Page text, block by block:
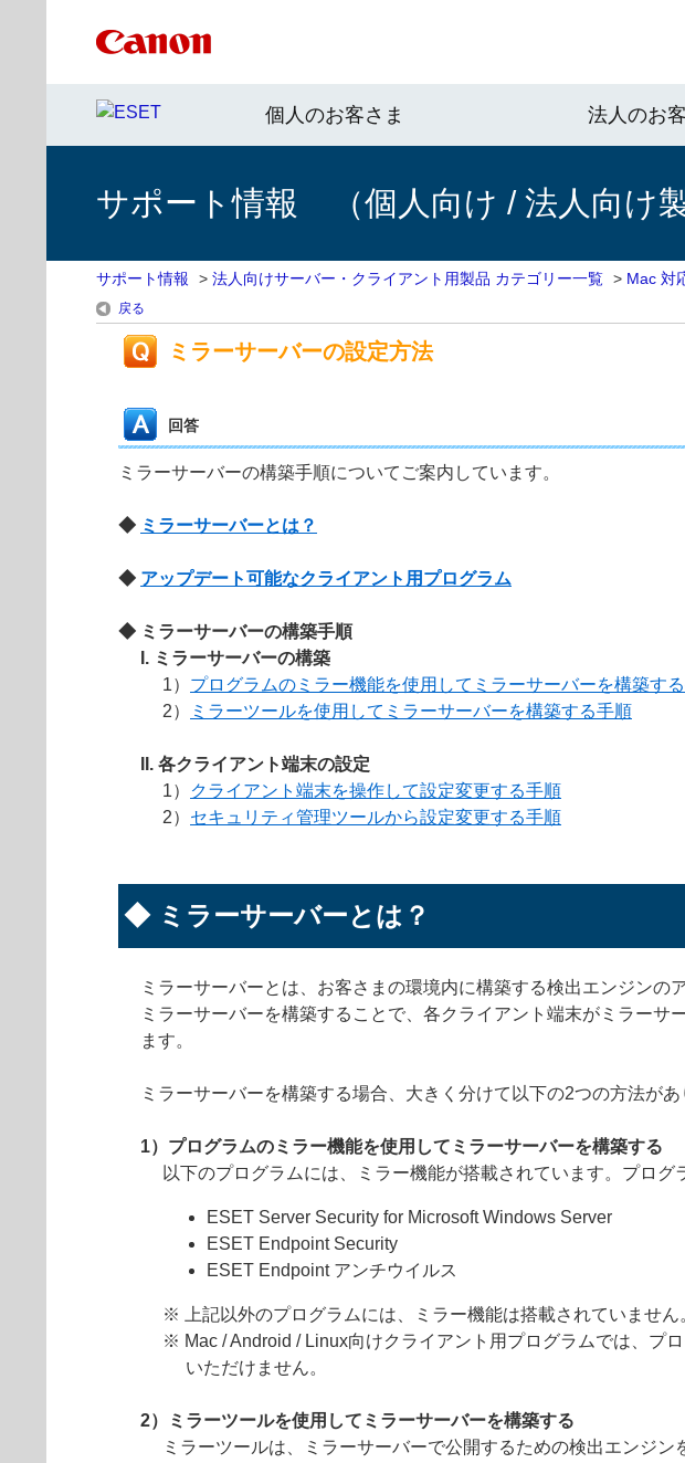
個人のお客さま 法人のお
サポート情報 （個人向け / 法人向け製
サポート情報 > 法人向けサーバー・クライアント用製品 カテゴリー一覧 > Mac 対
戻る
ミラーサーバーの設定方法
回答
ミラーサーバーの構築手順についてご案内しています。
◆ ミラーサーバーとは？
◆ アップデート可能なクライアント用プログラム
◆ ミラーサーバーの構築手順
I. ミラーサーバーの構築
1） プログラムのミラー機能を使用してミラーサーバーを構築す
2）
ミラーツールを使用してミラーサーバーを構築する手順
II. 各クライアント端末の設定
1）
クライアント端末を操作して設定変更する手順
2） セキュリティ管理ツールから設定変更する手順
◆ ミラーサーバーとは？
ミラーサーバーとは、お客さまの環境内に構築する検出エンジンの
ミラーサーバーを構築することで、各クライアント端末がミラー
ます。
ミラーサーバーを構築する場合、大きく分けて以下の2つの方法があ
1）プログラムのミラー機能を使用してミラーサーバーを構築する
以下のプログラムには、ミラー機能が搭載されています。プロ
ESET Server Security for Microsoft Windows Server
ESET Endpoint Security
ESET Endpoint アンチウイルス
※ 上記以外のプログラムには、ミラー機能は搭載されていません
※ Mac / Android / Linux向けクライアント用プログラムでは、プ
いただけません。
2）ミラーツールを使用してミラーサーバーを構築する
ミラーツールは、ミラーサーバーで公開するための検出エンジ